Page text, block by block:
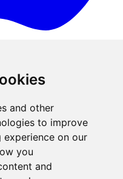
and other
to improve
on our
you
and